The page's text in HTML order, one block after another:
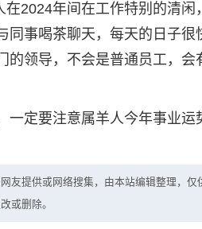
2024年间在工作特别的清
同事喝茶聊天，每天的日子
的领导，不会是普通员工，
一定要注意属羊人今年事业
友提供或网络搜集，由本站编辑整理，
或删除。